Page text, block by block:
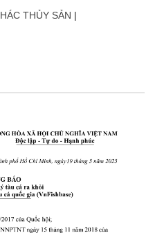
THỦY SẢN |